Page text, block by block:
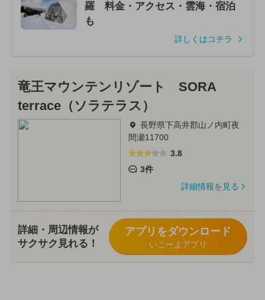
羅 料金・アクセス・雲海・宿泊
も
詳しくはコチラ
竜王マウンテンリゾート SORA
terrace（ソラテラス）
長野県下高井郡山ノ内町夜
間瀬11700
3.8
3件
詳細情報を見る
詳細・周辺情報が
サクサク見れる！
アプリをダウンロード
いこーよアプリ